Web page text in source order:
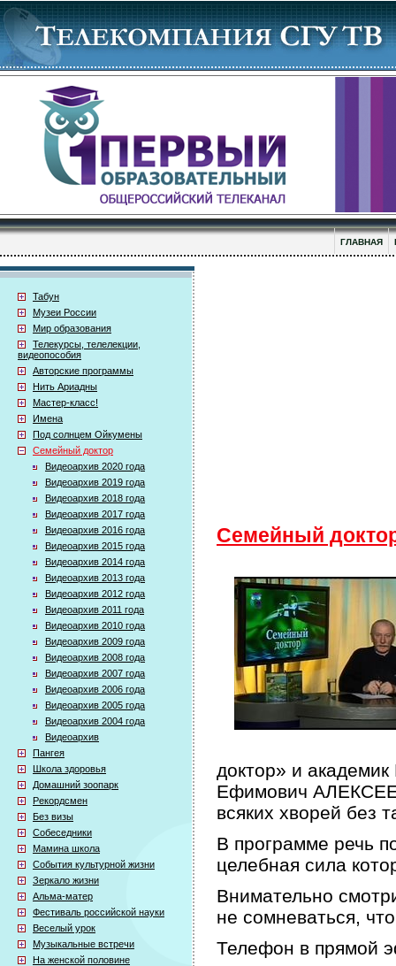
ГЛАВНАЯ
Табун
Музеи России
Мир образования
Телекурсы, телелекции,
видеопособия
Авторские программы
Нить Ариадны
Мастер-класс!
Имена
Под солнцем Ойкумены
Семейный доктор
Видеоархив 2020 года
Видеоархив 2019 года
Видеоархив 2018 года
Видеоархив 2017 года
Видеоархив 2016 года
Видеоархив 2015 года
Видеоархив 2014 года
Видеоархив 2013 года
Видеоархив 2012 года
Видеоархив 2011 года
Видеоархив 2010 года
Видеоархив 2009 года
Видеоархив 2008 года
Видеоархив 2007 года
Видеоархив 2006 года
Видеоархив 2005 года
Видеоархив 2004 года
Видеоархив
Пангея
Школа здоровья
Домашний зоопарк
Рекордсмен
Без визы
Собеседники
Мамина школа
События культурной жизни
Зеркало жизни
Альма-матер
Фестиваль российской науки
Веселый урок
Музыкальные встречи
На женской половине
Семейный
доктор» и
Ефимович
всяких хворей без
В программе речь
целебная сила
Внимательно
не сомневаться,
Телефон в прямой